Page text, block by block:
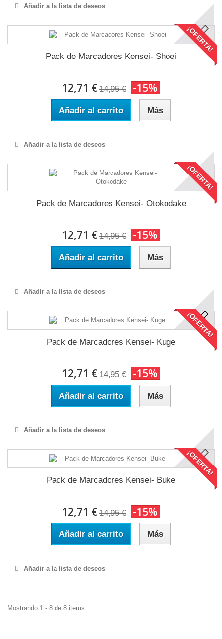
Añadir a la lista de deseos
¡OFERTA!
Pack de Marcadores Kensei- Shoei
12,71 € 14,95 € -15%
Añadir al carrito Más
Añadir a la lista de deseos
¡OFERTA!
Pack de Marcadores Kensei- Otokodake
12,71 € 14,95 € -15%
Añadir al carrito Más
Añadir a la lista de deseos
¡OFERTA!
Pack de Marcadores Kensei- Kuge
12,71 € 14,95 € -15%
Añadir al carrito Más
Añadir a la lista de deseos
¡OFERTA!
Pack de Marcadores Kensei- Buke
12,71 € 14,95 € -15%
Añadir al carrito Más
Añadir a la lista de deseos
Mostrando 1 - 8 de 8 items